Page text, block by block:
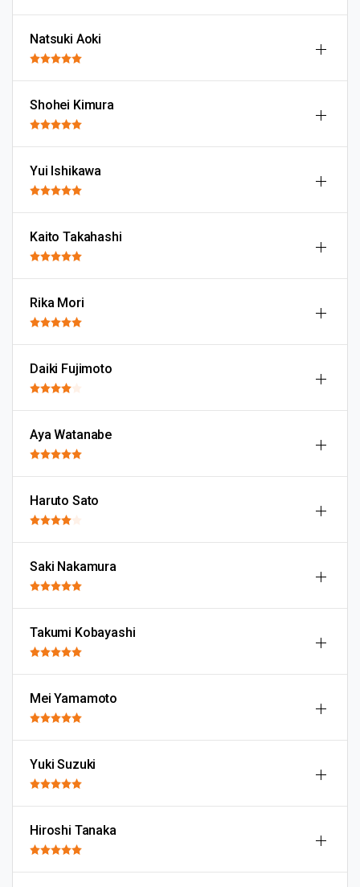
Natsuki Aoki
Shohei Kimura
Yui Ishikawa
Kaito Takahashi
Rika Mori
Daiki Fujimoto
Aya Watanabe
Haruto Sato
Saki Nakamura
Takumi Kobayashi
Mei Yamamoto
Yuki Suzuki
Hiroshi Tanaka